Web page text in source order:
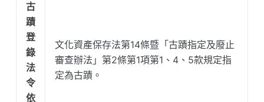
古
蹟
登
錄
法
令
依
文化資產保存法第14條暨「古蹟指定及廢止
審查辦法」第2條第1項第1、4、5款規定指
定為古蹟。